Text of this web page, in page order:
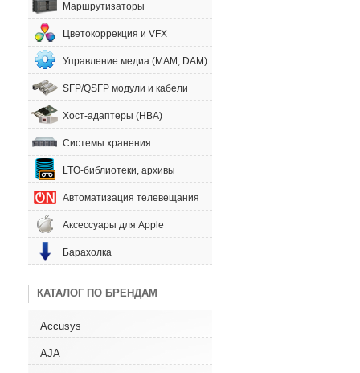
Маршрутизаторы
Цветокоррекция и VFX
Управление медиа (MAM, DAM)
SFP/QSFP модули и кабели
Хост-адаптеры (HBA)
Системы хранения
LTO-библиотеки, архивы
Автоматизация телевещания
Аксессуары для Apple
Барахолка
КАТАЛОГ ПО БРЕНДАМ
Accusys
AJA